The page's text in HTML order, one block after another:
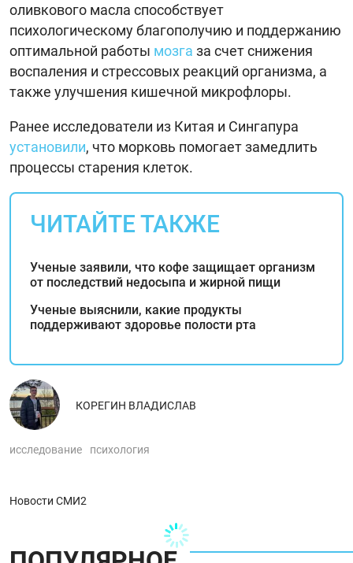
оливкового масла способствует
психологическому благополучию и поддержанию
оптимальной работы мозга за счет снижения
воспаления и стрессовых реакций организма, а
также улучшения кишечной микрофлоры.
Ранее исследователи из Китая и Сингапура
установили, что морковь помогает замедлить
процессы старения клеток.
ЧИТАЙТЕ ТАКЖЕ
Ученые заявили, что кофе защищает организм
от последствий недосыпа и жирной пищи
Ученые выяснили, какие продукты
поддерживают здоровье полости рта
КОРЕГИН ВЛАДИСЛАВ
исследование психология
Новости СМИ2